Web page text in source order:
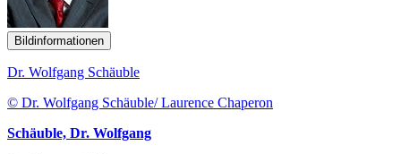
Bildinformationen
Dr. Wolfgang Schäuble
© Dr. Wolfgang Schäuble/ Laurence Chaperon
Schäuble, Dr. Wolfgang